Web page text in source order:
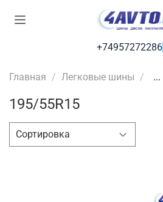
+74957272286
Главная Легковые шины ...
195/55R15